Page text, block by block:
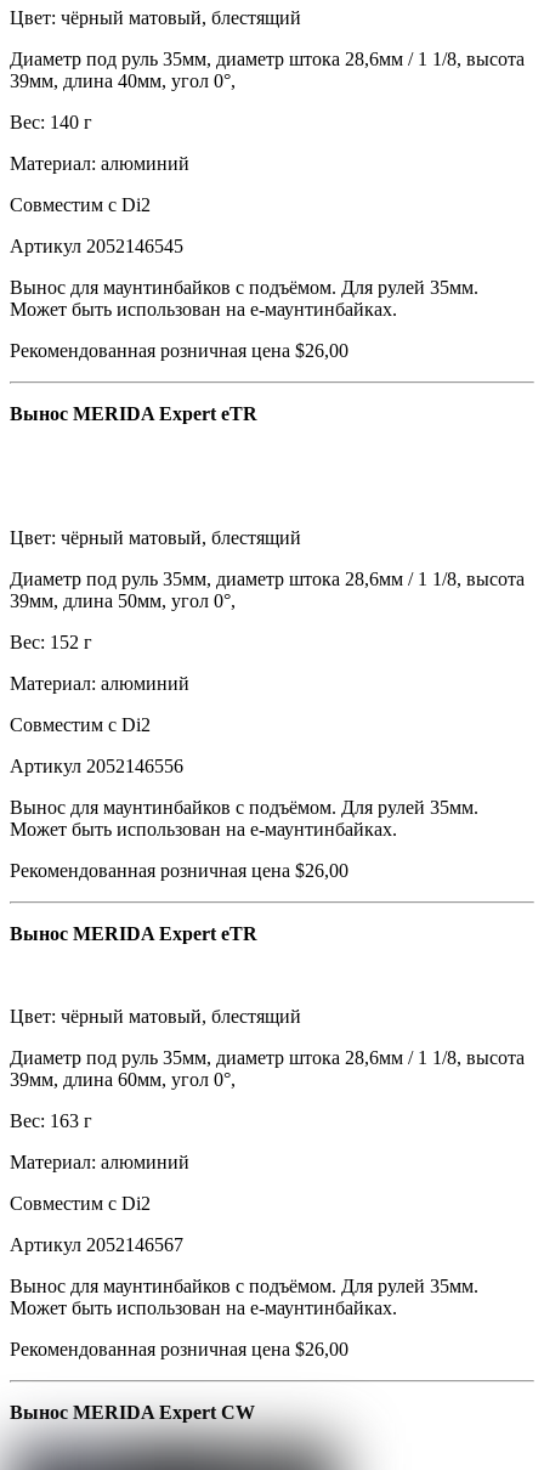
Цвет: чёрный матовый, блестящий
Диаметр под руль 35мм, диаметр штока 28,6мм / 1 1/8, высота
39мм, длина 40мм, угол 0°,
Вес: 140 г
Материал: алюминий
Совместим с Di2
Артикул 2052146545
Вынос для маунтинбайков с подъёмом. Для рулей 35мм.
Может быть использован на e-маунтинбайках.
Рекомендованная розничная цена $26,00
Вынос MERIDA Expert eTR
Цвет: чёрный матовый, блестящий
Диаметр под руль 35мм, диаметр штока 28,6мм / 1 1/8, высота
39мм, длина 50мм, угол 0°,
Вес: 152 г
Материал: алюминий
Совместим с Di2
Артикул 2052146556
Вынос для маунтинбайков с подъёмом. Для рулей 35мм.
Может быть использован на e-маунтинбайках.
Рекомендованная розничная цена $26,00
Вынос MERIDA Expert eTR
Цвет: чёрный матовый, блестящий
Диаметр под руль 35мм, диаметр штока 28,6мм / 1 1/8, высота
39мм, длина 60мм, угол 0°,
Вес: 163 г
Материал: алюминий
Совместим с Di2
Артикул 2052146567
Вынос для маунтинбайков с подъёмом. Для рулей 35мм.
Может быть использован на e-маунтинбайках.
Рекомендованная розничная цена $26,00
Вынос MERIDA Expert CW